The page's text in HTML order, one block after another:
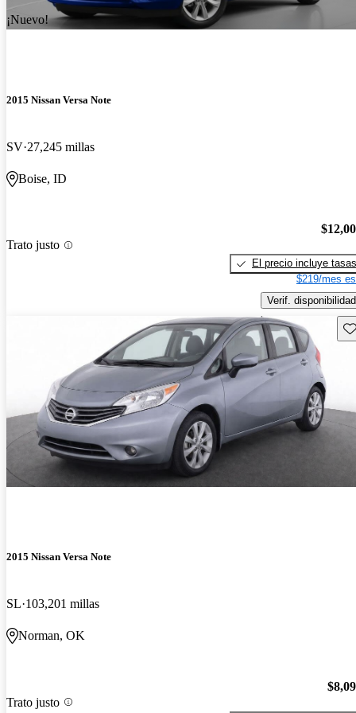
¡Nuevo!
2015 Nissan Versa Note
SV 27,245 millas
Boise, ID
Trato justo
El precio incluye tasas
$219/mes
Verif. disponibilidad
2015 Nissan Versa Note
SL 103,201 millas
Norman, OK
Trato justo